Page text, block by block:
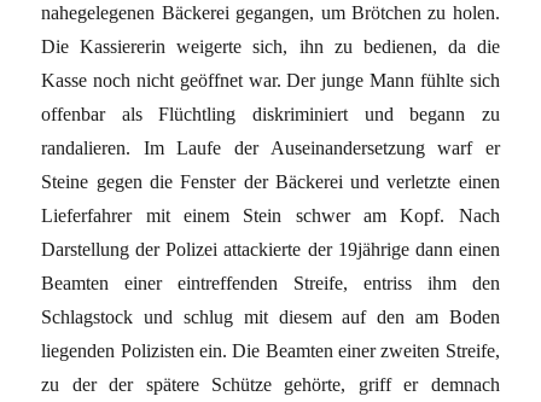
nahegelegenen Bäckerei gegangen, um Brötchen zu holen.
Die Kassiererin weigerte sich, ihn zu bedienen, da die
Kasse noch nicht geöffnet war. Der junge Mann fühlte sich
offenbar als Flüchtling diskriminiert und begann zu
randalieren. Im Laufe der Auseinandersetzung warf er
Steine gegen die Fenster der Bäckerei und verletzte einen
Lieferfahrer mit einem Stein schwer am Kopf. Nach
Darstellung der Polizei attackierte der 19jährige dann einen
Beamten einer eintreffenden Streife, entriss ihm den
Schlagstock und schlug mit diesem auf den am Boden
liegenden Polizisten ein. Die Beamten einer zweiten Streife,
zu der der spätere Schütze gehörte, griff er demnach